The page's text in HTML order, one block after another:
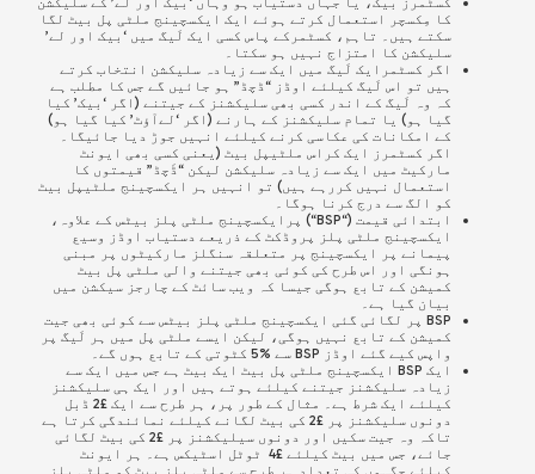
کا مِکسچر استعمال کرتے ہوئے ایک ایکسچینج ملٹی پل بیٹ لگا
سکتے ہیں۔ تاہم، کسٹمرکے پاس کسی ایک لَیگ میں ‘بیک اور لے’
سلیکشن کا امتزاج نہیں ہو سکتا۔
اگر کسٹمرایک لَیگ میں ایک سے زیادہ سلیکشن انتخاب کرتے
ہیں تو اس لَیگ کیلئے اوڈز “ڈچڈ” ہو جائیں گے جس کا مطلب ہے
کہ وہ لَیگ کے اندر کسی بھی سلیکشنز کے جیتنے (اگر ‘بیک’ کیا
گیا ہو) یا تمام سلیکشنز کے ہارنے (اگر ‘لےآؤٹ’ کیا گیا ہو)
کے امکانات کی عکاسی کرنے کیلئے انہیں جوڑ دیا جائیگا۔
اگر کسٹمرز ایک کراس ملٹیپل بیٹ (یعنی کسی بھی ایونٹ
مارکیٹ میں ایک سے زیادہ سلیکشن لیکن “ڈَچڈ” قیمتوں کا
استعمال نہیں کررہے ہیں) تو انہیں ہر ایکسچینج ملٹیپل بیٹ
کو الگ سے درج کرنا ہوگا۔
ابتدائی قیمت (“BSP“) پرایکسچینج ملٹی پلز بیٹس کے علاوہ،
ایکسچینج ملٹی پلز پروڈکٹ کے ذریعے دستیاب اوڈز وسیع
پیمانے پر ایکسچینج پر متعلقہ سنگلز مارکیٹوں پر مبنی
ہونگی اور اس طرح کی کوئی بھی جیتنے والی ملٹی پل بیٹ
کمیشن کے تابع ہوگی جیسا کہ ویب سائٹ کے چارجز سیکشن میں
بیان گیا ہے۔
BSP پر لگائی گئی ایکسچینج ملٹی پلز بیٹس سے کوئی بھی جیت
کمیشن کے تابع نہیں ہوگی، لیکن ایسے ملٹی پل میں ہر لَیگ پر
واپس کیے گئے اوڈز BSP سے %5 کٹوتی کے تابع ہوں گے۔
ایک BSP ایکسچینج ملٹی پل بیٹ ایک بیٹ ہے جس میں ایک سے
زیادہ سلیکشنز جیتنے کیلئے ہوتے ہیں اور ایک ہی سلیکشنز
کیلئے ایک شرط ہے۔ مثال کے طور پر، ہر طرح سے ایک £2 ڈبل
دونوں سلیکشنز پر £2 کی بیٹ لگانے کیلئے نمائندگی کرتا ہے
تاکہ وہ جیت سکیں اور دونوں سیلیکشنز پر £2 کی بیٹ لگائی
جائے، جس میں بیٹ کیلئے £4 ٹوٹل اسٹیکس ہے۔ ہر ایونٹ
کیلئے جگہوں کی تعداد ہر طرح سے ملٹی پلز بیٹ کو ملٹی پلز